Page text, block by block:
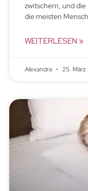
zwitschern, und
die meisten
WEITERLESEN »
Alexandra 25.